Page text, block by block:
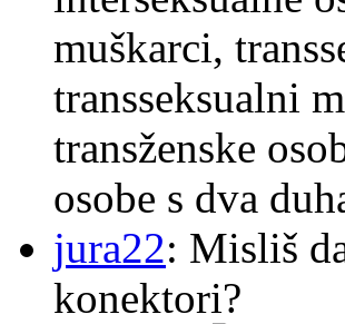
muškarci,
transseksualni
transženske
osobe s dva
jura22: Misliš
konektori?